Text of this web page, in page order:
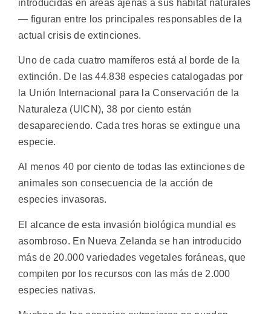
introducidas en áreas ajenas a sus hábitat naturales
— figuran entre los principales responsables de la
actual crisis de extinciones.
Uno de cada cuatro mamíferos está al borde de la
extinción. De las 44.838 especies catalogadas por
la Unión Internacional para la Conservación de la
Naturaleza (UICN), 38 por ciento están
desapareciendo. Cada tres horas se extingue una
especie.
Al menos 40 por ciento de todas las extinciones de
animales son consecuencia de la acción de
especies invasoras.
El alcance de esta invasión biológica mundial es
asombroso. En Nueva Zelanda se han introducido
más de 20.000 variedades vegetales foráneas, que
compiten por los recursos con las más de 2.000
especies nativas.